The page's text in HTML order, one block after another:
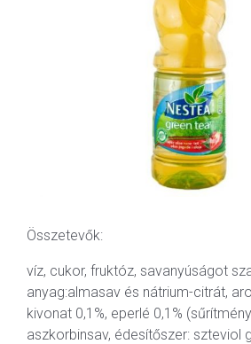
Összetevők:
víz, cukor, fruktóz, savanyúságot
anyag:almasav és nátrium-citrát,
kivonat 0,1%, eperlé 0,1%
aszkorbinsav, édesítőszer: szteviol